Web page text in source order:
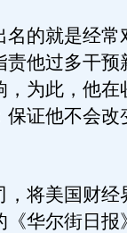
的就是经常
他过多干预
为此，他在
证他不会改
将美国财经
华尔街日报